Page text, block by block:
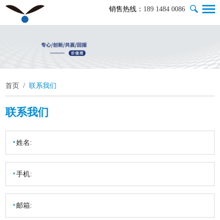
销售热线： 189 1484 0086
首页 /联系我们
联系我们